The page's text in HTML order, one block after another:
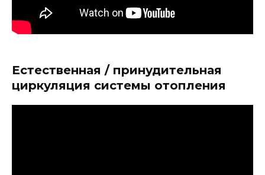
Естественная / принудительная
циркуляция системы отопления